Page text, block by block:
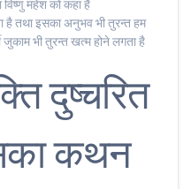
विष्णु महेश को कहा है
है तथा इसका अनुभव भी तुरन्त हम
भी तुरन्त खत्म होने लगता है
दुष्चरित
कथन